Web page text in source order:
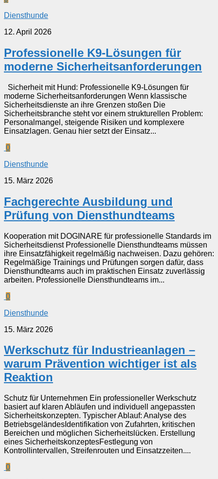
Diensthunde
12. April 2026
Professionelle K9-Lösungen für
moderne Sicherheitsanforderungen
Sicherheit mit Hund: Professionelle K9-Lösungen für
moderne Sicherheitsanforderungen Wenn klassische
Sicherheitsdienste an ihre Grenzen stoßen Die
Sicherheitsbranche steht vor einem strukturellen Problem:
Personalmangel, steigende Risiken und komplexere
Einsatzlagen. Genau hier setzt der Einsatz...
0
Diensthunde
15. März 2026
Fachgerechte Ausbildung und
Prüfung von Diensthundteams
Kooperation mit DOGINARE für professionelle Standards im
Sicherheitsdienst Professionelle Diensthundteams müssen
ihre Einsatzfähigkeit regelmäßig nachweisen. Dazu gehören:
Regelmäßige Trainings und Prüfungen sorgen dafür, dass
Diensthundteams auch im praktischen Einsatz zuverlässig
arbeiten. Professionelle Diensthundteams im...
0
Diensthunde
15. März 2026
Werkschutz für Industrieanlagen –
warum Prävention wichtiger ist als
Reaktion
Schutz für Unternehmen Ein professioneller Werkschutz
basiert auf klaren Abläufen und individuell angepassten
Sicherheitskonzepten. Typischer Ablauf: Analyse des
BetriebsgeländesIdentifikation von Zufahrten, kritischen
Bereichen und möglichen Sicherheitslücken. Erstellung
eines SicherheitskonzeptesFestlegung von
Kontrollintervallen, Streifenrouten und Einsatzzeiten....
0